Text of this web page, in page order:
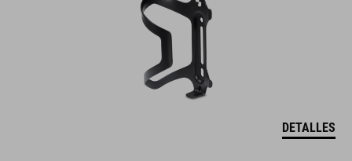
DETALLES